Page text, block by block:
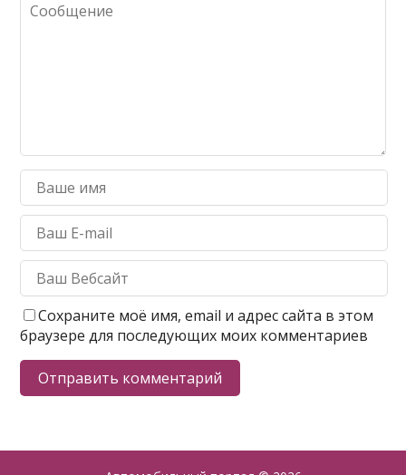
Сохраните моё имя, email и адрес сайта в этом
браузере для последующих моих комментариев